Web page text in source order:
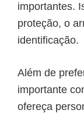
importantes.
proteção, o
identificação.
Além de
importante
ofereça